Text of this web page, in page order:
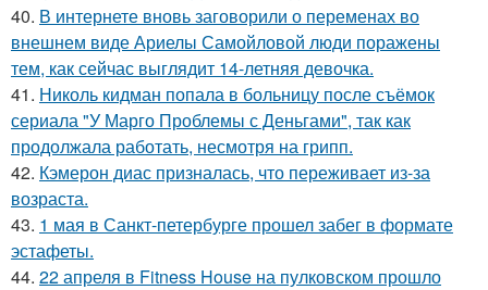
40. В интернете вновь заговорили о переменах во
внешнем виде Ариелы Самойловой люди поражены
тем, как сейчас выглядит 14-летняя девочка.
41. Николь кидман попала в больницу после съёмок
сериала "У Марго Проблемы с Деньгами", так как
продолжала работать, несмотря на грипп.
42. Кэмерон диас призналась, что переживает из-за
возраста.
43. 1 мая в Санкт-петербурге прошел забег в формате
эстафеты.
44. 22 апреля в Fitness House на пулковском прошло